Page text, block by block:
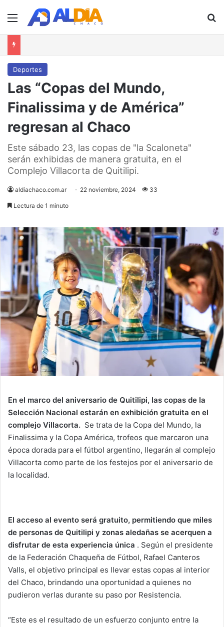
Menú
Deportes
Las “Copas del Mundo,
Finalissima y de América”
regresan al Chaco
Este sábado 23, las copas de "la Scaloneta"
serán exhibidas de manera gratuita, en el
Complejo Villacorta de Quitilipi.
aldiachaco.com.ar 22 noviembre, 2024 33
Lectura de 1 minuto
En el marco del aniversario de Quitilipi, las copas de la
Selección Nacional estarán en exhibición gratuita en el
complejo Villacorta. Se trata de la Copa del Mundo, la
Finalissima y la Copa América, trofeos que marcaron una
época dorada para el fútbol argentino, llegarán al complejo
Villacorta como parte de los festejos por el aniversario de
la localidad.
El acceso al evento será gratuito, permitiendo que miles
de personas de Quitilipi y zonas aledañas se acerquen a
disfrutar de esta experiencia única . Según el presidente
de la Federación Chaqueña de Fútbol, Rafael Canteros
Valls, el objetivo principal es llevar estas copas al interior
del Chaco, brindando una oportunidad a quienes no
pudieron verlas durante su paso por Resistencia.
“Este es el resultado de un esfuerzo conjunto entre la